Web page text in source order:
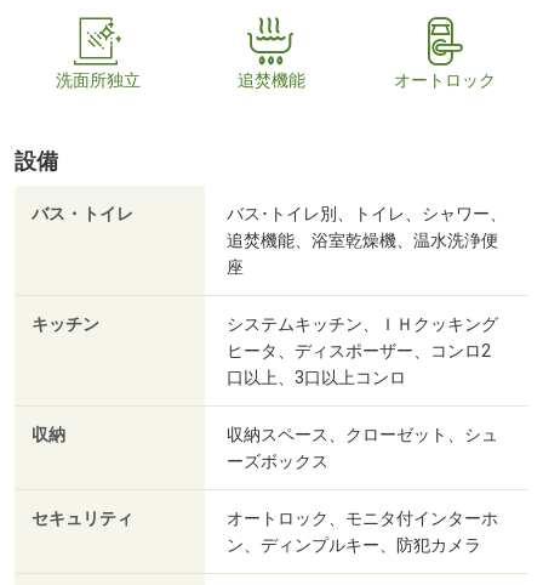
洗面所独立 追焚機能 オートロック
設備
バス・トイレ
バス･トイレ別、トイレ、シャワー、
追焚機能、浴室乾燥機、温水洗浄便
座
キッチン
システムキッチン、ＩＨクッキング
ヒータ、ディスポーザー、コンロ2
口以上、3口以上コンロ
収納
収納スペース、クローゼット、シュ
ーズボックス
セキュリティ
オートロック、モニタ付インターホ
ン、ディンプルキー、防犯カメラ